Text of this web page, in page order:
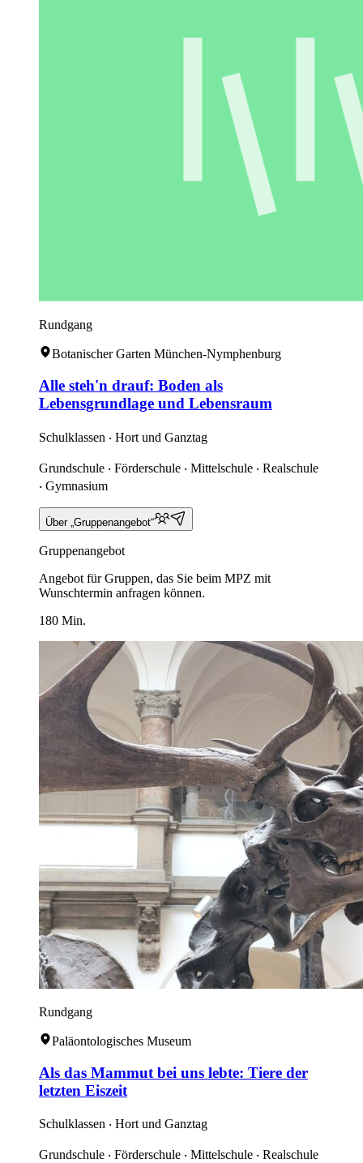
Rundgang
Botanischer Garten München-Nymphenburg
Alle steh'n drauf: Boden als
Lebensgrundlage und Lebensraum
Schulklassen ‧ Hort und Ganztag
Grundschule ‧ Förderschule ‧ Mittelschule ‧ Realschule
‧ Gymnasium
Über „Gruppenangebot“
Gruppenangebot
Angebot für Gruppen, das Sie beim MPZ mit
Wunschtermin anfragen können.
180 Min.
Rundgang
Paläontologisches Museum
Als das Mammut bei uns lebte: Tiere der
letzten Eiszeit
Schulklassen ‧ Hort und Ganztag
Grundschule ‧ Förderschule ‧ Mittelschule ‧ Realschule